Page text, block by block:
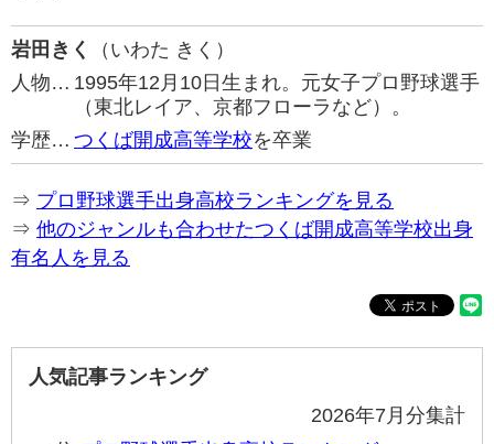
岩田きく
（いわた きく）
人物… 1995年12月10日生まれ。元女子プロ野球選手
（東北レイア、京都フローラなど）。
学歴… つくば開成高等学校を卒業
⇒ プロ野球選手出身高校ランキングを見る
⇒ 他のジャンルも合わせたつくば開成高等学校出身
有名人を見る
人気記事ランキング
2026年7月分集計